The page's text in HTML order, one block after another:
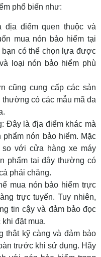
phổ biến như:
điểm quen thuộc và
mua nón bảo hiểm tại
có thể chọn lựa được
loại nón bảo hiểm phù
cũng cung cấp các sản
có các mẫu mã đa
Đây là địa điểm khác mà
phẩm nón bảo hiểm. Mặc
với cửa hàng xe máy
phẩm tại đây thường có
phải chăng.
mua nón bảo hiểm trực
trực tuyến. Tuy nhiên,
tin cậy và đảm bảo đọc
đặt mua.
thật kỹ càng và đảm bảo
trước khi sử dụng. Hãy